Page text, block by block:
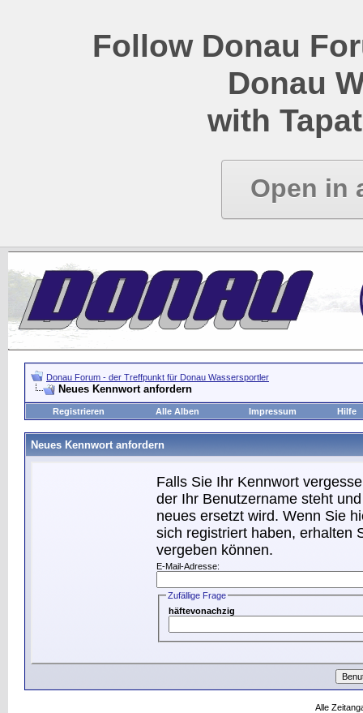
Follow Donau
Donau
with
Open in
Donau Forum - der Treffpunkt für Donau Wassersportler
Neues Kennwort anfordern
Registrieren Alle Alben Impressum Hilfe
Neues Kennwort anfordern
Falls Sie Ihr Kennwort
der Ihr Benutzername steht
neues ersetzt wird. Wenn Sie
sich registriert haben, erhalten
vergeben können.
E-Mail-Adresse:
Zufällige Frage
häftevonachzig
Alle